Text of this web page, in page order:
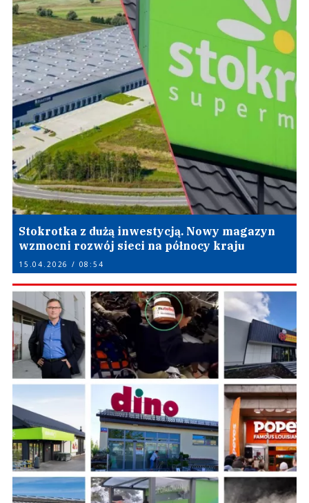
Stokrotka z dużą inwestycją. Nowy magazyn
wzmocni rozwój sieci na północy kraju
15.04.2026 / 08:54